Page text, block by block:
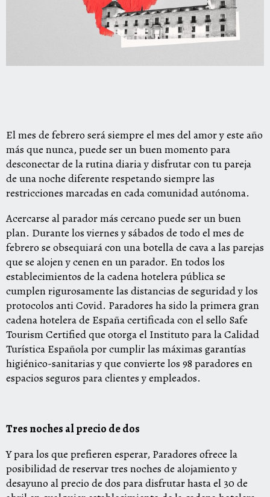
El mes de febrero será siempre el mes del amor y este año
más que nunca, puede ser un buen momento para
desconectar de la rutina diaria y disfrutar con tu pareja
de una noche diferente respetando siempre las
restricciones marcadas en cada comunidad autónoma.
Acercarse al parador más cercano puede ser un buen
plan. Durante los viernes y sábados de todo el mes de
febrero se obsequiará con una botella de cava a las parejas
que se alojen y cenen en un parador. En todos los
establecimientos de la cadena hotelera pública se
cumplen rigurosamente las distancias de seguridad y los
protocolos anti Covid. Paradores ha sido la primera gran
cadena hotelera de España certificada con el sello Safe
Tourism Certified que otorga el Instituto para la Calidad
Turística Española por cumplir las máximas garantías
higiénico-sanitarias y que convierte los 98 paradores en
espacios seguros para clientes y empleados.
Tres noches al precio de dos
Y para los que prefieren esperar, Paradores ofrece la
posibilidad de reservar tres noches de alojamiento y
desayuno al precio de dos para disfrutar hasta el 30 de